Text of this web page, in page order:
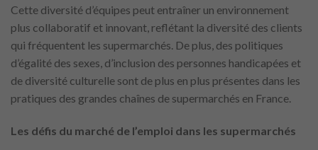
Cette diversité d’équipes peut entraîner un environnement
plus collaboratif et innovant, reflétant la diversité des clients
qui fréquentent les supermarchés. De plus, des politiques
d’égalité des sexes, d’inclusion des personnes handicapées et
de diversité culturelle sont de plus en plus présentes dans les
pratiques des grandes chaînes de supermarchés en France.
Les défis du marché de l’emploi dans les supermarchés